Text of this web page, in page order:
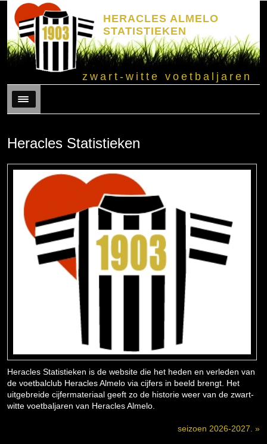
HERACLES ALMELO
STATISTIEKEN
zwart-witte voetbaljaren
Menu
Heracles Statistieken
Heracles Statistieken is de website die het heden en verleden van
de voetbalclub Heracles Almelo via cijfers in beeld brengt. Het
uitgebreide cijfermateriaal geeft zo de historie weer van de zwart-
witte voetbaljaren van Heracles Almelo.
seizoen 2026-2027. »